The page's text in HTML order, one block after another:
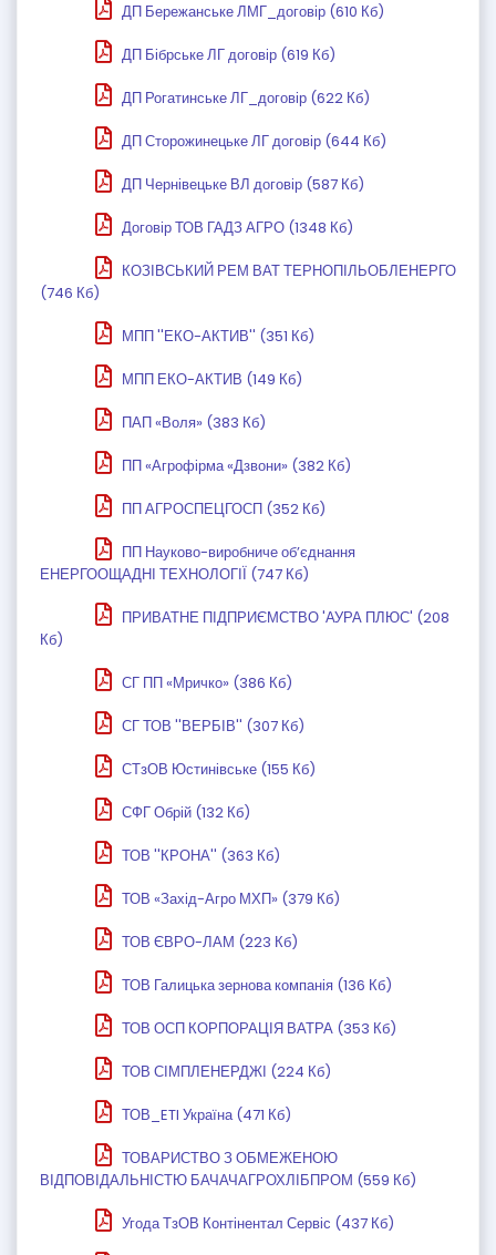
ДП Бережанське ЛМГ_договір (610 Кб)
ДП Бібрське ЛГ договір (619 Кб)
ДП Рогатинське ЛГ_договір (622 Кб)
ДП Сторожинецьке ЛГ договір (644 Кб)
ДП Чернівецьке ВЛ договір (587 Кб)
Договір ТОВ ГАДЗ АГРО (1348 Кб)
КОЗІВСЬКИЙ РЕМ ВАТ ТЕРНОПІЛЬОБЛЕНЕРГО
(746 Кб)
МПП ''ЕКО-АКТИВ'' (351 Кб)
МПП ЕКО-АКТИВ (149 Кб)
ПАП «Воля» (383 Кб)
ПП «Агрофірма «Дзвони» (382 Кб)
ПП АГРОСПЕЦГОСП (352 Кб)
ПП Науково-виробниче об’єднання
ЕНЕРГООЩАДНІ ТЕХНОЛОГІЇ (747 Кб)
ПРИВАТНЕ ПІДПРИЄМСТВО 'АУРА ПЛЮС' (208
Кб)
СГ ПП «Мричко» (386 Кб)
СГ ТОВ ''ВЕРБІВ'' (307 Кб)
СТзОВ Юстинівське (155 Кб)
СФГ Обрій (132 Кб)
ТОВ ''КРОНА'' (363 Кб)
ТОВ «Захід-Агро МХП» (379 Кб)
ТОВ ЄВРО-ЛАМ (223 Кб)
ТОВ Галицька зернова компанія (136 Кб)
ТОВ ОСП КОРПОРАЦІЯ ВАТРА (353 Кб)
ТОВ СІМПЛЕНЕРДЖІ (224 Кб)
ТОВ_ETI Україна (471 Кб)
ТОВАРИСТВО З ОБМЕЖЕНОЮ
ВІДПОВІДАЛЬНІСТЮ БАЧАЧАГРОХЛІБПРОМ (559 Кб)
Угода ТзОВ Контінентал Сервіс (437 Кб)